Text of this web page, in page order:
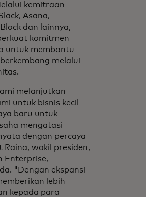
kemitraan
Asana,
dan lainnya,
komitmen
untuk membantu
melalui
melanjutkan
untuk bisnis kecil
baru untuk
mengatasi
dengan percaya
wakil presiden,
Enterprise,
"Dengan ekspansi
lebih
kepada para